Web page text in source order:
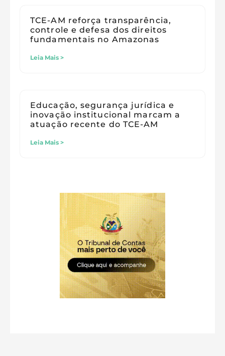
TCE-AM reforça transparência,
controle e defesa dos direitos
fundamentais no Amazonas
Leia Mais >
Educação, segurança jurídica e
inovação institucional marcam a
atuação recente do TCE-AM
Leia Mais >